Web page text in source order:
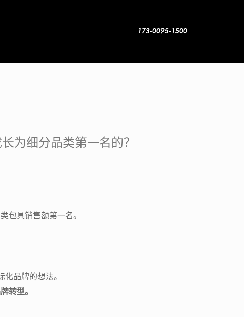
为细分品类第一名的？
包具销售额第一名。
化品牌的想法。
转型。